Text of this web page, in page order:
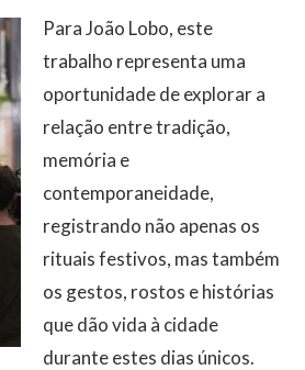
Para João Lobo, este
trabalho representa uma
oportunidade de explorar a
relação entre tradição,
memória e
contemporaneidade,
registrando não apenas os
rituais festivos, mas também
os gestos, rostos e histórias
que dão vida à cidade
durante estes dias únicos.